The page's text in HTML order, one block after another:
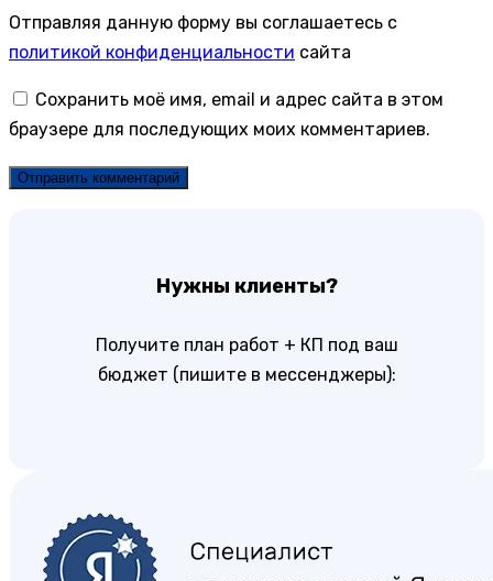
Отправляя данную форму вы соглашаетесь с
политикой конфиденциальности сайта
Сохранить моё имя, email и адрес сайта в этом
браузере для последующих моих комментариев.
Нужны клиенты?
Получите план работ + КП под ваш
бюджет (пишите в мессенджеры):